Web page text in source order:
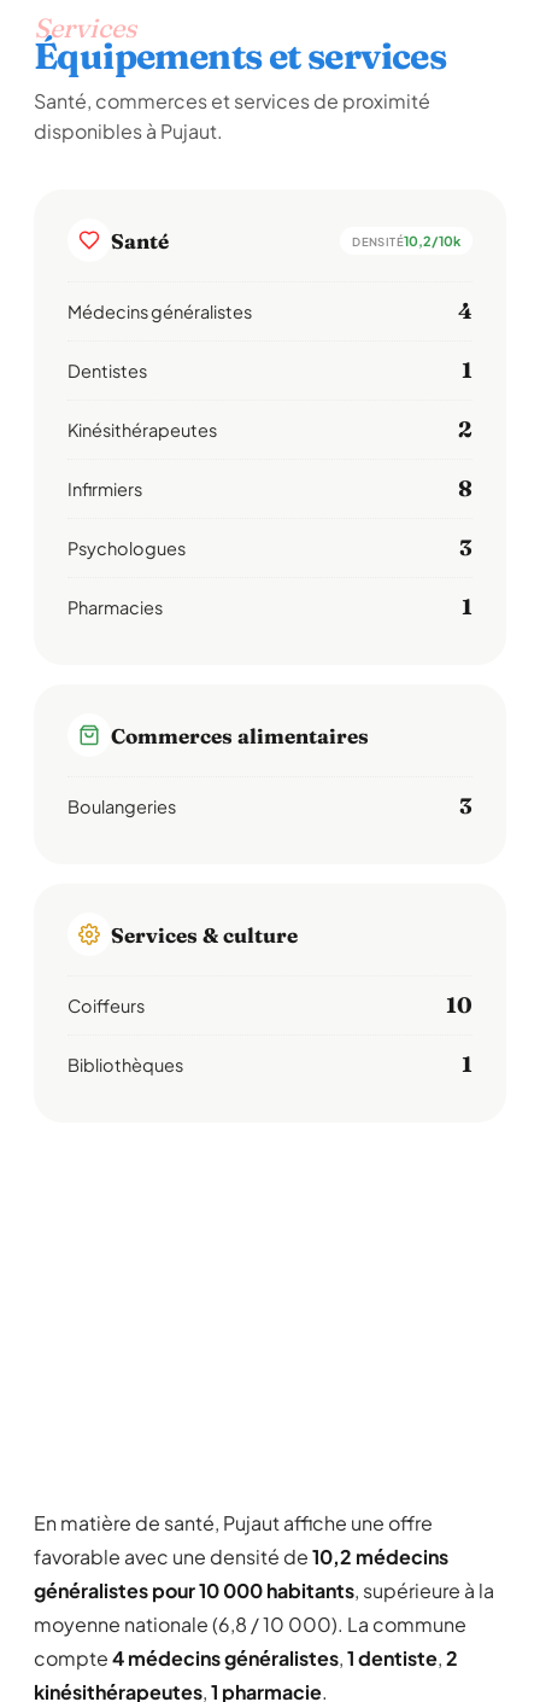
Services
Équipements et services
Santé, commerces et services de proximité
disponibles à Pujaut.
Santé DENSITÉ10,2/10k
Médecins généralistes 4
Dentistes 1
Kinésithérapeutes 2
Infirmiers 8
Psychologues 3
Pharmacies 1
Commerces alimentaires
Boulangeries 3
Services & culture
Coiffeurs 10
Bibliothèques 1
En matière de santé, Pujaut affiche une offre
favorable avec une densité de10,2 médecins
généralistes pour 10 000 habitants, supérieure à la
moyenne nationale (6,8 / 10 000). La commune
compte4 médecins généralistes,1 dentiste,2
kinésithérapeutes,1 pharmacie.